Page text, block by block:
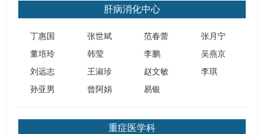
肝病消化中心
丁惠国 张世斌 范春蕾
张月宁
董培玲
韩莹 李鹏
吴燕京
刘远志
王淑珍 赵文敏
李琪
孙亚男
曾阿娟 易银
重症医学科